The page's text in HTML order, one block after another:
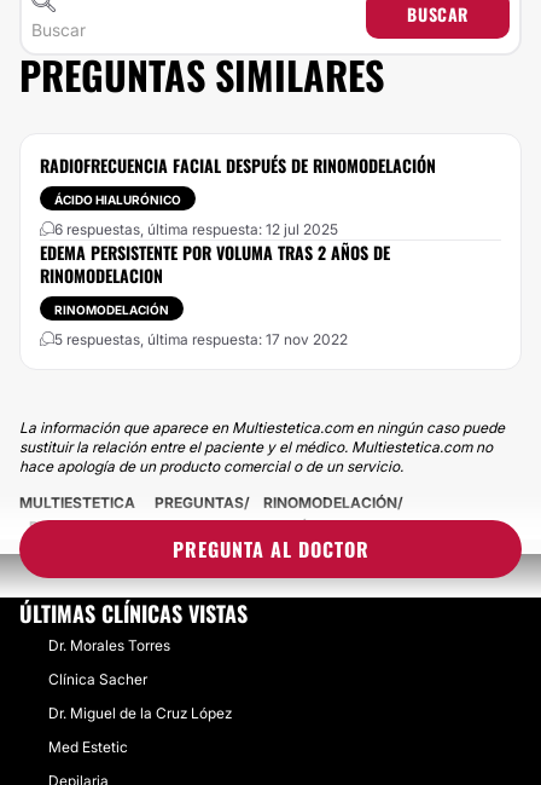
BUSCAR
PREGUNTAS SIMILARES
RADIOFRECUENCIA FACIAL DESPUÉS DE RINOMODELACIÓN
ÁCIDO HIALURÓNICO
6 respuestas, última respuesta: 12 jul 2025
EDEMA PERSISTENTE POR VOLUMA TRAS 2 AÑOS DE
RINOMODELACION
RINOMODELACIÓN
5 respuestas, última respuesta: 17 nov 2022
La información que aparece en Multiestetica.com en ningún caso puede
sustituir la relación entre el paciente y el médico. Multiestetica.com no
hace apología de un producto comercial o de un servicio.
PREGUNTA AL DOCTOR
MULTIESTETICA PREGUNTAS
RINOMODELACIÓN
RADIOFRECUENCIA Y RINOMODELACIÓN
ÚLTIMAS CLÍNICAS VISTAS
Dr. Morales Torres
Clínica Sacher
Dr. Miguel de la Cruz López
Med Estetic
Depilaria